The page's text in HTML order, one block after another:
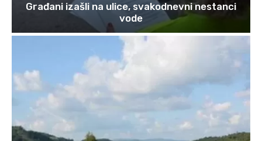
Građani izašli na ulice, svakodnevni nestanci
vode